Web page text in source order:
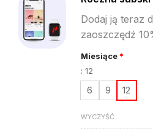
Dodaj ją teraz
zaoszczędź
Miesiące *
: 12
6 9 12
WYCZYŚĆ